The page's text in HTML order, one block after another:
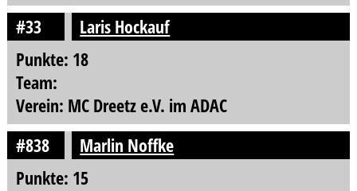
#33
Laris Hockauf
Punkte: 18
Team:
Verein: MC Dreetz e.V. im ADAC
#838
Marlin Noffke
Punkte: 15